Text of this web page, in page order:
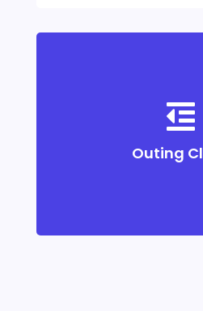

Outing
kelas yang memberi
langsung di lapangan.
tempat edukatif,